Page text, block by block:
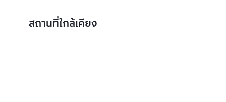
สถานที่ใกล้เคียง